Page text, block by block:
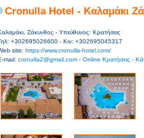
Cronulla Hotel - Καλαμάκι
Ζάκυνθος - Υπεύθυνος: Κρατήσεις
+302695026600 - Κιν: +302695045317
site: https://www.cronulla-hotel.com/
mail: cronulla2@gmail.com - Online Κρατήσεις -